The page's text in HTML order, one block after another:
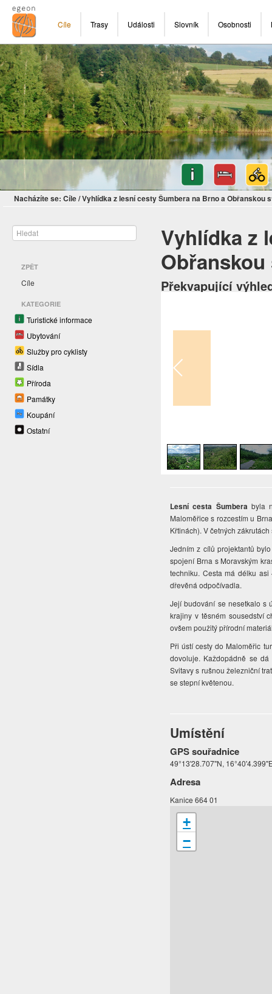
Cíle Trasy Události Slovník Osobnosti
Nacházíte se: Cíle/Vyhlídka z lesní cesty Šumbera na Brno a Obřanskou
ZPĚT
Cíle
KATEGORIE
Turistické informace
Ubytování
Služby pro cyklisty
Sídla
Příroda
Památky
Koupání
Ostatní
Vyhlídka z
Překvapující
Lesní cesta Šumbera byla
Maloměřice s rozcestím u
Křtinách). V četných
Jedním z cílů projektantů
spojení Brna s Moravským
techniku. Cesta má délku
dřevěná odpočívadla.
Její budování se nesetkalo s
krajiny v těsném sousedství
ovšem použitý přírodní
Při ústí cesty do Maloměřic
dovoluje. Každopádně se
Svitavy s rušnou železniční
se stepní květenou.
Umístění
GPS souřadnice
49°13'28.707"N,
Adresa
Kanice 664 01
+
−